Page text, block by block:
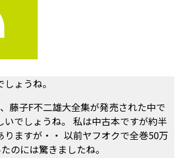
ょうね。
藤子F不二雄大全集が発売された中で
いでしょうね。 私は中古本ですが約半
りますが・・ 以前ヤフオクで全巻50万
のには驚きましたね。